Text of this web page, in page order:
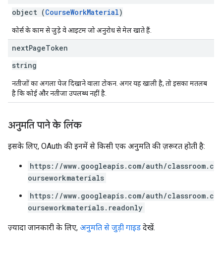
object (CourseWorkMaterial)
कोर्स के काम से जुड़े वे आइटम जो अनुरोध से मेल खाते हैं.
nextPageToken
string
नतीजों का अगला पेज दिखाने वाला टोकन. अगर यह खाली है, तो इसका मतलब
है कि कोई और नतीजा उपलब्ध नहीं है.
अनुमति पाने के लिंक
इसके लिए, OAuth की इनमें से किसी एक अनुमति की ज़रूरत होती है:
https://www.googleapis.com/auth/classroom.c
ourseworkmaterials
https://www.googleapis.com/auth/classroom.c
ourseworkmaterials.readonly
ज़्यादा जानकारी के लिए, अनुमति से जुड़ी गाइड देखें.